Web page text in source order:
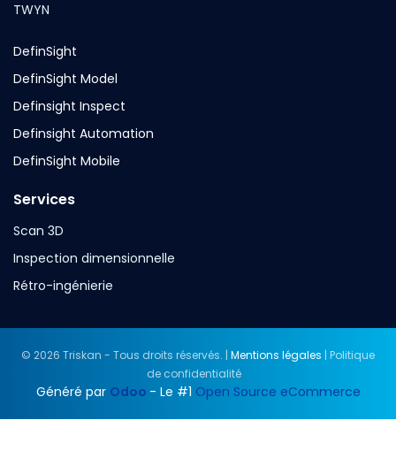
TWYN
DefinSight
DefinSight Model
Definsight Inspect
Definsight Automation
DefinSight Mobile
Services
Scan 3D
Inspection dimensionnelle
Rétro-ingénierie
© 2026 Triskan - Tous droits réservés. | Mentions légales | Politique
de confidentialité
Généré par Odoo - Le #1 Open Source eCommerce